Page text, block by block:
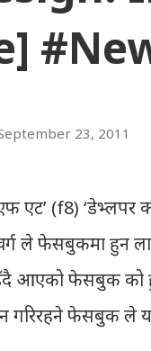
23, 2011
एट’ (f8) ‘डेभ्लपर
ले फेसबुकमा हुन
आएको फेसबुक को
गरिरहने फेसबुक